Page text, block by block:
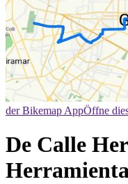
der Bikemap AppÖffne
De Calle